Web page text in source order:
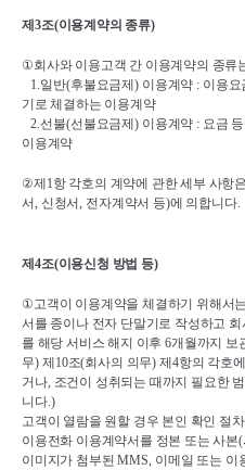
제 3조(이용계약의 종류)
①회사와 이용고객 간 이용계약의 종류
1.일반(후불요금제) 이용계약 : 이용요
기로 체결하는 이용계약
2.선불(선불요금제) 이용계약 : 요금
이용계약
②제 1항 각호의 계약에 관한 세부 사항
서, 신청서, 전자계약서 등)에 의합니다.
제 4조(이용신청 방법 등)
①고객이 이용계약을 체결하기 위해서는
서를 종이나 전자 단말기로 작성하고
를 해당 서비스 해지 이후 6개월까지 보
무) 제 10조(회사의 의무) 제4항의 각호
거나, 조건이 성취되는 때까지 필요한
니다.)
고객이 열람을 원할 경우 본인 확인 절
이용전화 이용계약서를 정본 또는 사본(
이미지가 첨부된 MMS, 이메일 또는 이